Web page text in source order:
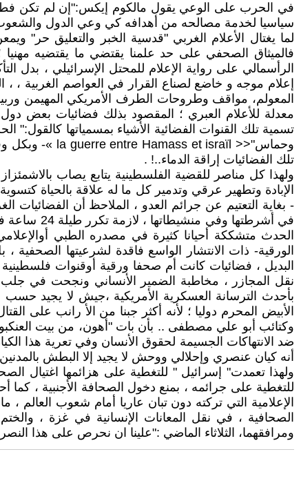
في الحرب على الوعي يقول مالكوم إيكس:"إن لم تكن فطنا
سياسيا لخدمة مصالحه من أهدافه كي وعي الدول والشعوب
لما يغتال الأعلام الغربي "قدسية الخبر والتعليق حر"
فالميثاق الصحفي على حد علمنا يقتضي ما يقتضيه
الرأسمالي على رواية الإعلام للمحتل الإسرائيلي ، بدل
إعلام موجه و خاضع لصناع القرار في العواصم الغربية ،
المعولم، مواقف وطروحات الطرف الأمريكي المهيمن
معدلة للأعلام العبري ؛ المقصود بذلك فضائيات بعض
تسمية تلك القنوات الفضائية الأشياء بمسمياتها
تلك الفضائيات إراقة الدماء..! .
ولهذا كل مناصر للقضية الفلسطينية يتابع يصاب
الإبادة وتطهير عرقي وتدمير كل ما له علاقة بالحياة
- بغاية التعتيم عن جرائم العدو ، الملاحظ أن الفضائيات
في
الحدث متشككة أحيانا كثيرة في مصدره الطبي
الورقية- ذات الانتشار الواسع فاقدة لشرعيتها
البديل ، فضائيات كانت أم صحفا ورقية أوقنوات
نقل المجازر ، مخاطبة الضمير الأنساني ونجحت في جلب
بأحدث الترسانة العسكرية الأمريكية ،جيش لا يجيد حسب
الأبيض المحرم دوليا ؛ لأنه أكثر جبنا من الأ رانب على
وكتائب أبو علي مصطفى .. بأن بات "أهون، من بيت
ضد الانتهاكات الجسيمة لحقوق الأنسان وفي تعرية هذا
أنه كيان عنصري وإحلالي ووحش لا يجيد إلا البطش
ولهذا تعمدت" إسرائيل " للتغطية على هزائمها اغتيال
للتغطية على جرائمه ، بمنع دخول الصحافة الأجنبية ،
الإعلامية التي تركته دون تبان عاريا أمام شعوب
الصحافية ، في نقل المعانات الإنسانية في غزة ،
ومرافقهما، الثلاثاء الماضي :"علينا ان نحرص على هذا النصر